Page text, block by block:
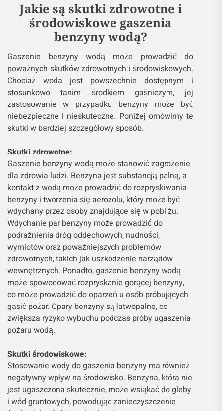
Jakie są skutki zdrowotne i
środowiskowe gaszenia
benzyny wodą?
Gaszenie benzyny wodą może prowadzić do
poważnych skutków zdrowotnych i środowiskowych.
Chociaż woda jest powszechnie dostępnym i
stosunkowo tanim środkiem gaśniczym, jej
zastosowanie w przypadku benzyny może być
niebezpieczne i nieskuteczne. Poniżej omówimy te
skutki w bardziej szczegółowy sposób.
Skutki zdrowotne:
Gaszenie benzyny wodą może stanowić zagrożenie
dla zdrowia ludzi. Benzyna jest substancją palną, a
kontakt z wodą może prowadzić do rozpryskiwania
benzyny i tworzenia się aerozolu, który może być
wdychany przez osoby znajdujące się w pobliżu.
Wdychanie par benzyny może prowadzić do
podrażnienia dróg oddechowych, nudności,
wymiotów oraz poważniejszych problemów
zdrowotnych, takich jak uszkodzenie narządów
wewnętrznych. Ponadto, gaszenie benzyny wodą
może spowodować rozpryskanie gorącej benzyny,
co może prowadzić do oparzeń u osób próbujących
gasić pożar. Opary benzyny są łatwopalne, co
zwiększa ryzyko wybuchu podczas próby ugaszenia
pożaru wodą.
Skutki środowiskowe:
Stosowanie wody do gaszenia benzyny ma również
negatywny wpływ na środowisko. Benzyna, która nie
jest ugaszczona skutecznie, może wsiąkać do gleby
i wód gruntowych, powodując zanieczyszczenie